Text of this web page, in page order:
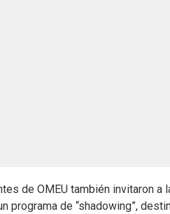
de OMEU también invitaron a
programa de “shadowing”,